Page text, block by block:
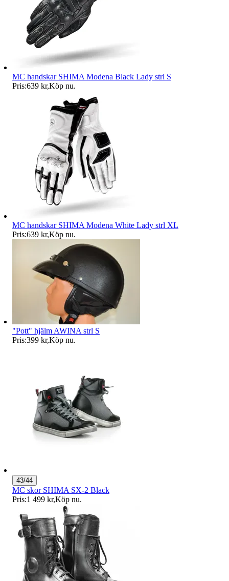
MC handskar SHIMA Modena Black Lady strl S
Pris:639 kr,Köp nu.
MC handskar SHIMA Modena White Lady strl XL
Pris:639 kr,Köp nu.
"Pott" hjälm AWINA strl S
Pris:399 kr,Köp nu.
43/44
MC skor SHIMA SX-2 Black
Pris:1 499 kr,Köp nu.